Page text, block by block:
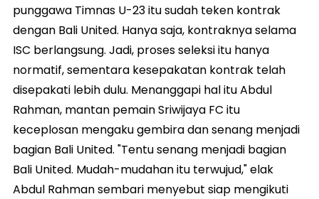
punggawa Timnas U-23 itu sudah teken kontrak
dengan Bali United. Hanya saja, kontraknya selama
ISC berlangsung. Jadi, proses seleksi itu hanya
normatif, sementara kesepakatan kontrak telah
disepakati lebih dulu. Menanggapi hal itu Abdul
Rahman, mantan pemain Sriwijaya FC itu
keceplosan mengaku gembira dan senang menjadi
bagian Bali United. "Tentu senang menjadi bagian
Bali United. Mudah-mudahan itu terwujud," elak
Abdul Rahman sembari menyebut siap mengikuti